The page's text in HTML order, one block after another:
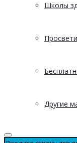
Школы
Другие